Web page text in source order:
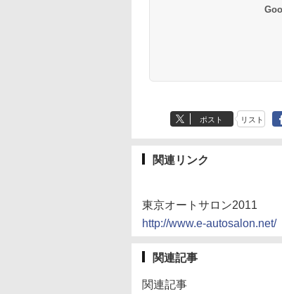
ポスト リスト
関連リンク
東京オートサロン2011
http://www.e-autosalon.net/
関連記事
関連記事